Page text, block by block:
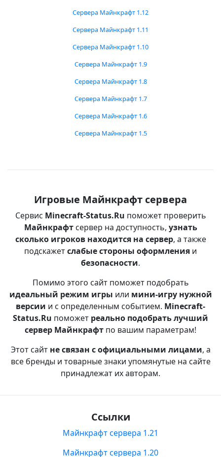
Сервера Майнкрафт 1.12
Сервера Майнкрафт 1.11
Сервера Майнкрафт 1.10
Сервера Майнкрафт 1.9
Сервера Майнкрафт 1.8
Сервера Майнкрафт 1.7
Сервера Майнкрафт 1.6
Сервера Майнкрафт 1.5
Игровые Майнкрафт сервера
Сервис Minecraft-Status.Ru поможет проверить
Майнкрафтсервер на доступность, узнать
сколько игроков находится на сервер, а также
подскажетслабые стороны оформления и
безопасности.
Помимо этого сайт поможет подобрать
идеальный режим игры или мини-игру нужной
версии и с определенным событием. Minecraft-
Status.Ru поможет реально подобрать лучший
сервер Майнкрафт по вашим параметрам!
Этот сайт не связан с официальными лицами, а
все бренды и товарные знаки упомянутые на сайте
принадлежат их авторам.
Ссылки
Майнкрафт сервера 1.21
Майнкрафт сервера 1.20